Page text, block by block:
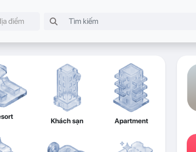
điểm
Khách sạn Apartment